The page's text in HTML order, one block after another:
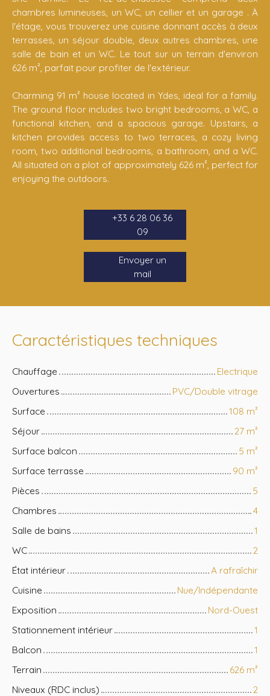
chambres lumineuses, un WC, un cellier et un garage . À
l'étage, vous trouverez une cuisine donnant accès à deux
terrasses, un séjour double, deux autres chambres, une
salle de bain et un WC. Le tout sur un terrain d'environ
626 m², parfait pour profiter de l'extérieur.
Charming 91 m² house located in Ydes, ideal for a family.
The ground floor includes two bright bedrooms, a WC, a
functional kitchen, and a spacious garage. Upstairs, a
kitchen provides access to two terraces, a cozy living
room, two additional bedrooms, a bathroom, and a WC.
All situated on a plot of approximately 626 m², perfect for
enjoying the outdoors.
+33 6 28 06 36
09
Envoyer un
mail
Caractéristiques techniques
Chauffage
Electrique
Ouvertures
PVC/Double vitrage
Surface
108 m²
Séjour
27 m²
Surface balcon
5 m²
Surface terrasse
90 m²
Pièces
5
Chambres
4
Salle de bains
1
WC
2
État intérieur
A rafraîchir
Cuisine
Nue/Indépendante
Exposition
Nord-Ouest
Stationnement intérieur
1
Balcon
1
Terrain
626 m²
Niveaux (RDC inclus)
2